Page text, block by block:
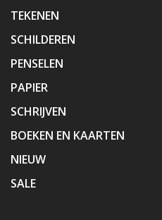
TEKENEN
SCHILDEREN
PENSELEN
PAPIER
SCHRIJVEN
BOEKEN EN KAARTEN
NIEUW
SALE